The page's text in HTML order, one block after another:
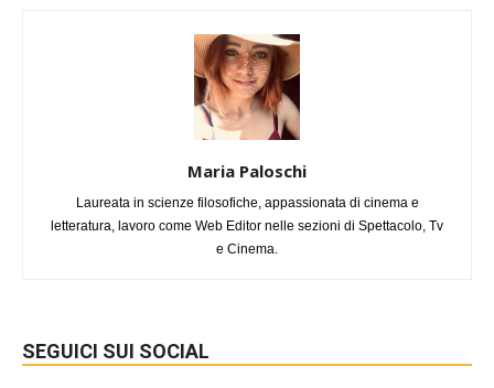
Maria Paloschi
Laureata in scienze filosofiche, appassionata di cinema e
letteratura, lavoro come Web Editor nelle sezioni di Spettacolo, Tv
e Cinema.
SEGUICI SUI SOCIAL